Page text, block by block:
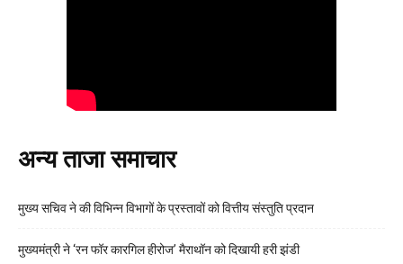
अन्य ताजा समाचार
मुख्य सचिव ने की विभिन्न विभागों के प्रस्तावों को वित्तीय संस्तुति प्रदान
मुख्यमंत्री ने ‘रन फॉर कारगिल हीरोज’ मैराथॉन को दिखायी हरी झंडी